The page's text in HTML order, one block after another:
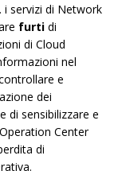
i servizi di Network
furti di
di Cloud
nel
e
dei
di sensibilizzare e
Center
di